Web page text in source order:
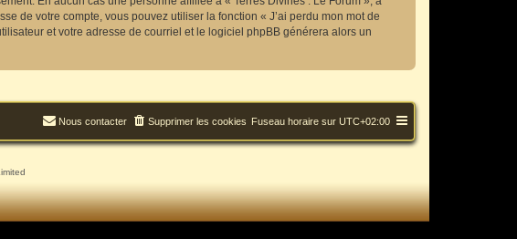
de votre compte, vous pouvez utiliser la fonction « J’ai perdu mon mot de
et votre adresse de courriel et le logiciel phpBB générera alors un
Fuseau horaire sur UTC+02:00
Supprimer les cookies
Nous contacter